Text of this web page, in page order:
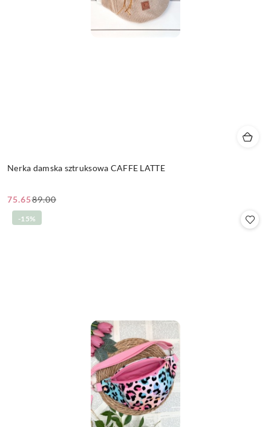
Nerka damska sztruksowa CAFFE LATTE
Cena
promocyjna:
75.65
Cena
przed
89.00
-15%